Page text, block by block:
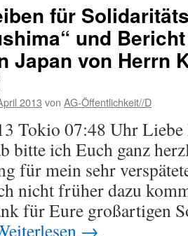
Strontium
90
verseucht!
für
und
Japan von Herrn
2013 von AG-Öffentlichkeit//D
Tokio 07:48 Uhr Liebe
bitte ich Euch ganz
für mein sehr
nicht früher dazu
für Eure großartigen
→